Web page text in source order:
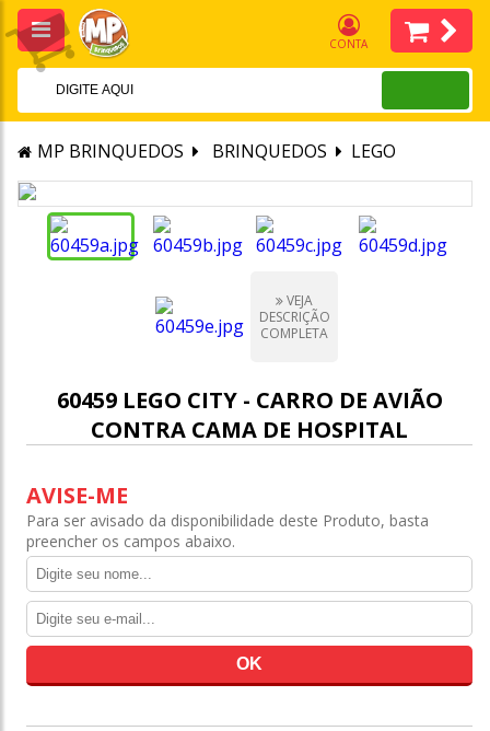
CONTA
MP BRINQUEDOS BRINQUEDOS LEGO
VEJA
DESCRIÇÃO
COMPLETA
60459 LEGO CITY - CARRO DE AVIÃO
CONTRA CAMA DE HOSPITAL
AVISE-ME
Para ser avisado da disponibilidade deste Produto, basta
preencher os campos abaixo.